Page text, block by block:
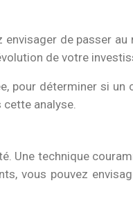
de passer
de votre
déterminer si
cette analyse.
technique
vous pouvez